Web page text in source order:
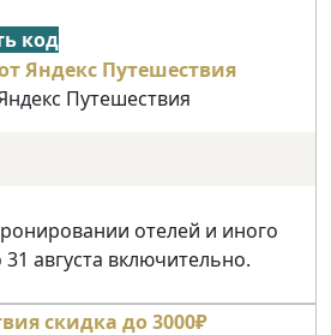
код
Путешествия
отелей и иного
августа включительно.